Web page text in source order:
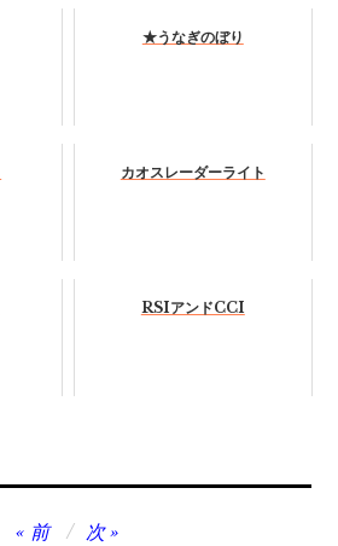
★うなぎのぼり
カオスレーダーライト
RSIアンドCCI
前 次